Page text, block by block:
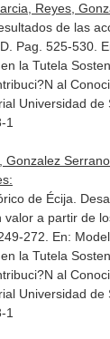
Reyes,
de las
Pag. 525-530.
la Tutela
al
Universidad de
1
Gonzalez
de Écija.
valor a partir de
272. En:
la Tutela
al
Universidad de
1